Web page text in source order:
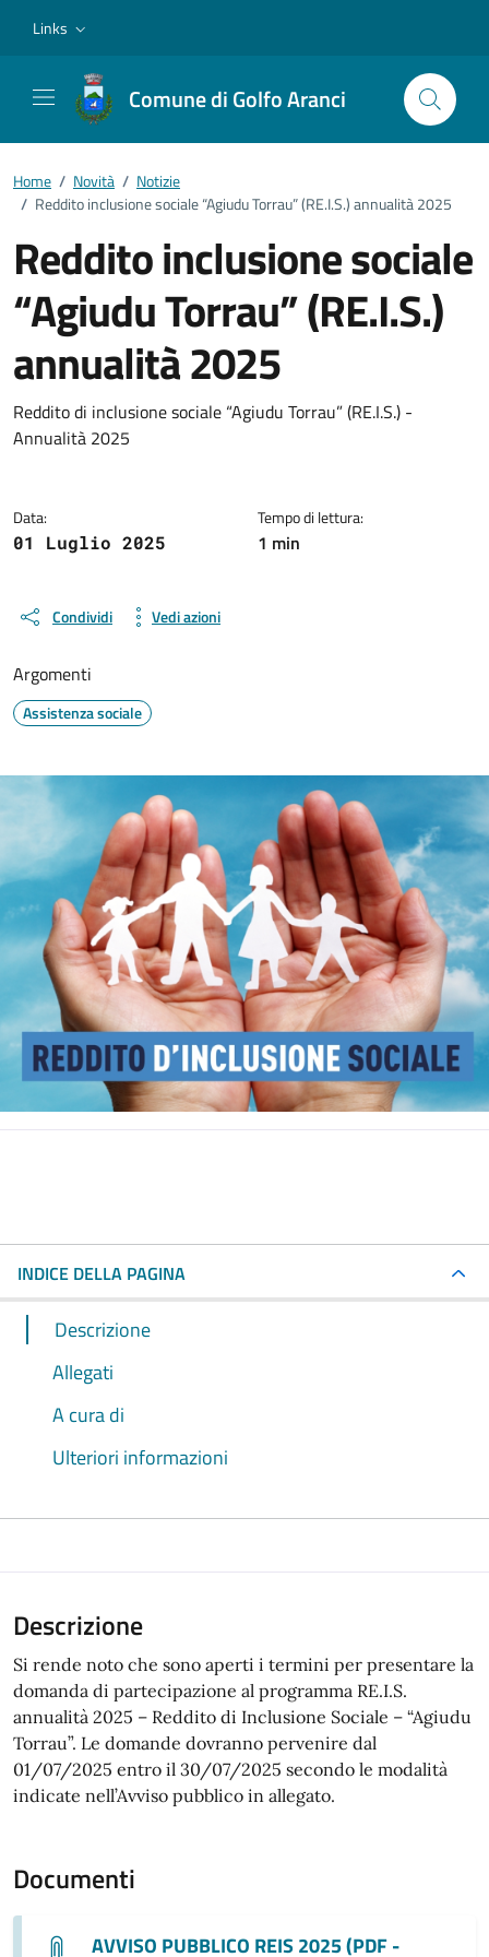
Links
Comune di Golfo Aranci
Home / Novità / Notizie
/ Reddito inclusione sociale “Agiudu Torrau” (RE.I.S.) annualità 2025
Reddito inclusione sociale
“Agiudu Torrau” (RE.I.S.)
annualità 2025
Dettagli della notizia
Reddito di inclusione sociale “Agiudu Torrau” (RE.I.S.) -
Annualità 2025
Data:
01 Luglio 2025
Tempo di lettura:
1 min
Condividi Vedi azioni
Argomenti
Assistenza sociale
INDICE DELLA PAGINA
Descrizione
Allegati
A cura di
Ulteriori informazioni
Descrizione
Si rende noto che sono aperti i termini per presentare la
domanda di partecipazione al programma RE.I.S.
annualità 2025 – Reddito di Inclusione Sociale – “Agiudu
Torrau”. Le domande dovranno pervenire dal
01/07/2025 entro il 30/07/2025 secondo le modalità
indicate nell’Avviso pubblico in allegato.
Documenti
AVVISO PUBBLICO REIS 2025 (PDF -